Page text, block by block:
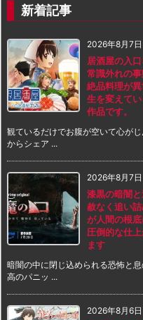
新着記事
2026年8月7日
居酒屋の入
常識外れの
絶品料理が
生を変えて
作品です。
観ているだけでお腹が空いて心が
からシェア ...
2026年8月7日
漆黒の暗闇
赦なく追い
が人間の根
圧倒的な仕
ます
暗闇の中に閉じ込められる恐怖と
高のパニッ ...
2026年8月6日